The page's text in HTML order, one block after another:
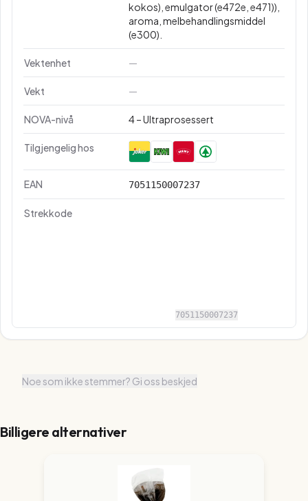
kokos), emulgator (e472e, e471)),
aroma, melbehandlingsmiddel
(e300).
Vektenhet —
Vekt —
NOVA-nivå 4 – Ultraprosessert
Tilgjengelig hos
EAN 7051150007237
Strekkode
7051150007237
Noe som ikke stemmer? Gi oss beskjed
Billigere alternativer